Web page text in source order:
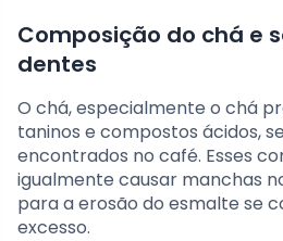
Composição do chá e
dentes
O chá, especialmente o chá
taninos e compostos ácidos,
encontrados no café. Esses
igualmente causar manchas
para a erosão do esmalte se
excesso.